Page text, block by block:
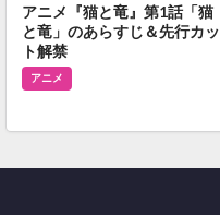
アニメ『猫と竜』第1話「猫
と竜」のあらすじ＆先行カッ
ト解禁
アニメ